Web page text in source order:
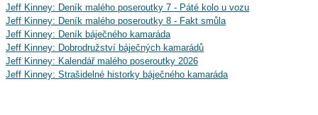
Jeff Kinney: Deník malého poseroutky 7 - Páté kolo u vozu
Jeff Kinney: Deník malého poseroutky 8 - Fakt smůla
Jeff Kinney: Deník báječného kamaráda
Jeff Kinney: Dobrodružství báječných kamarádů
Jeff Kinney: Kalendář malého poseroutky 2026
Jeff Kinney: Strašidelné historky báječného kamaráda